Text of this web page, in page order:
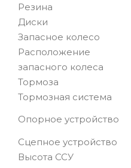
Резина
Диски
Запасное колесо
Расположение
запасного колеса
Тормоза
Тормозная система
Опорное устройство
Сцепное устройство
Высота ССУ